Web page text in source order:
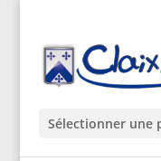
Sélectionner une